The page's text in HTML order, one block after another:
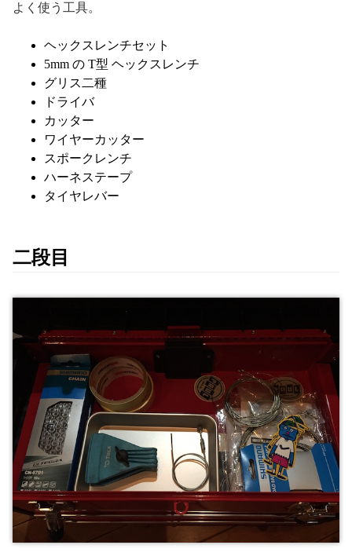
よく使う工具。
ヘックスレンチセット
5mm の T型 ヘックスレンチ
グリス二種
ドライバ
カッター
ワイヤーカッター
スポークレンチ
ハーネステープ
タイヤレバー
二段目